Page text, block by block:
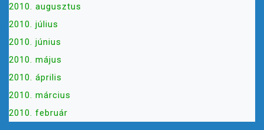
2010. augusztus
2010. július
2010. június
2010. május
2010. április
2010. március
2010. február